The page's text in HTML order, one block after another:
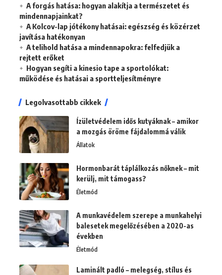
A forgás hatása: hogyan alakítja a természetet és
mindennapjainkat?
A Kolcov-lap jótékony hatásai: egészség és közérzet
javítása hatékonyan
A telihold hatása a mindennapokra: felfedjük a
rejtett erőket
Hogyan segíti a kinesio tape a sportolókat:
működése és hatásai a sportteljesítményre
Legolvasottabb cikkek
Ízületvédelem idős kutyáknak – amikor
a mozgás öröme fájdalommá válik
Állatok
Hormonbarát táplálkozás nőknek – mit
kerülj, mit támogass?
Életmód
A munkavédelem szerepe a munkahelyi
balesetek megelőzésében a 2020-as
években
Életmód
Laminált padló – melegség, stílus és